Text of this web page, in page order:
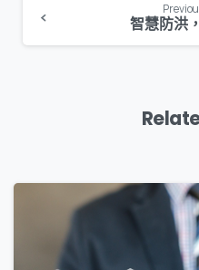
智慧防洪